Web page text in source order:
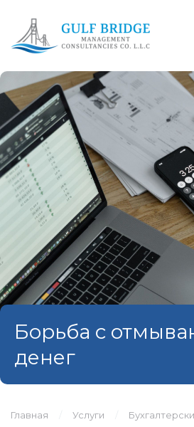
Skip to main content
Борьба с
денег
Главная Услуги